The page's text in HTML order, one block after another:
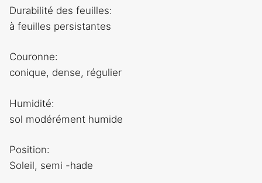
Durabilité des feuilles:
à feuilles persistantes
Couronne:
conique, dense, régulier
Humidité:
sol modérément humide
Position:
Soleil, semi -hade